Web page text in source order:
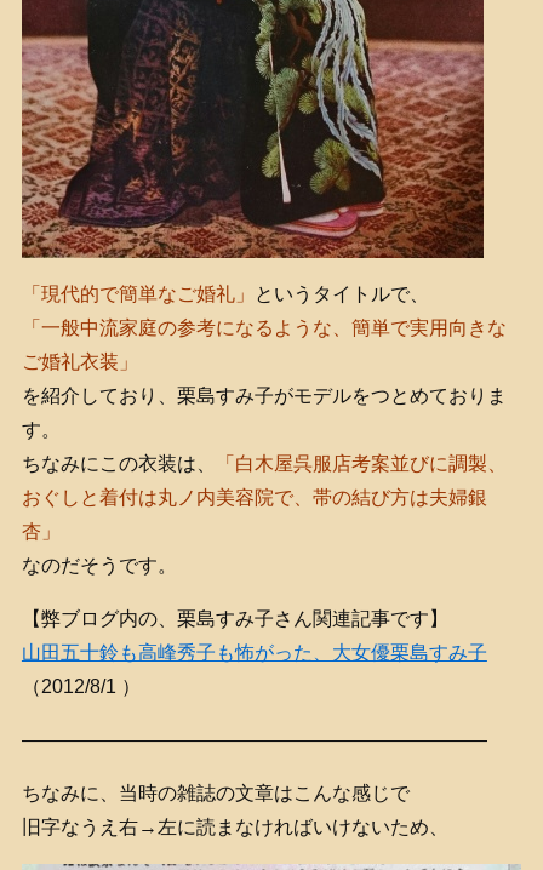
「現代的で簡単なご婚礼」
というタイトルで、
「一般中流家庭の参考になるような、簡単で実用向きな
ご婚礼衣装」
を紹介しており、栗島すみ子がモデルをつとめておりま
す。
ちなみにこの衣装は、
「白木屋呉服店考案並びに調製、
おぐしと着付は丸ノ内美容院で、帯の結び方は夫婦銀
杏」
なのだそうです。
【弊ブログ内の、栗島すみ子さん関連記事です】
山田五十鈴も高峰秀子も怖がった、大女優栗島すみ子
（2012/8/1 ）
————————————————————————
ちなみに、当時の雑誌の文章はこんな感じで
旧字なうえ右→左に読まなければいけないため、